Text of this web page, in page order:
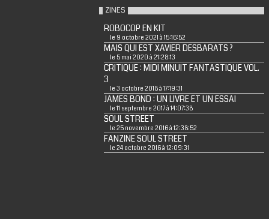
ZINES
ROBOCOP EN KIT
le 9 octobre 2021 à 15:16:52
MAIS QUI EST XAVIER DESBARATS ?
le 5 mai 2020 à 21:28:13
CRITIQUE : MIDI MINUIT FANTASTIQUE VOL.
3
le 3 octobre 2018 à 17:19:31
JAMES BOND : UN LIVRE ET UN ESSAI
le 11 septembre 2017 à 14:07:38
SOUL STREET
le 25 novembre 2016 à 12:38:52
FANZINE SOUL STREET
le 24 octobre 2016 à 12:09:31